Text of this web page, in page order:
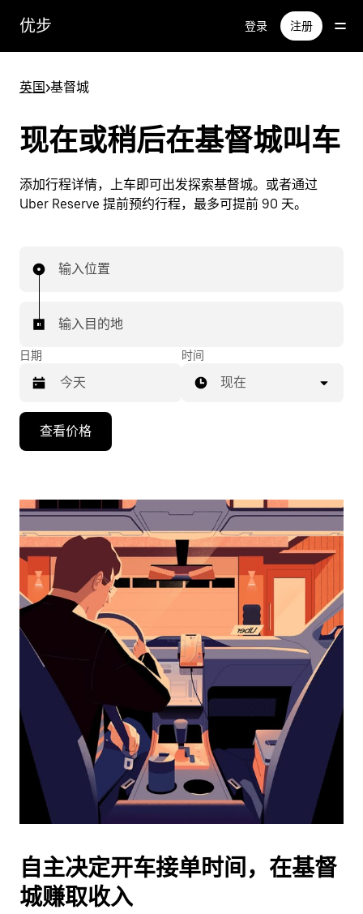
优步 登录 注册
英国>基督城
现在或稍后在基督城叫车
添加行程详情，上车即可出发探索基督城。或者通过
Uber Reserve 提前预约行程，最多可提前 90 天。
输入位置
输入目的地
日期
向
头
浏
日
并
期。
按
退
闭
日
历。
时间
现在
查看价格
自主决定开车接单时间，在基督
城赚取收入